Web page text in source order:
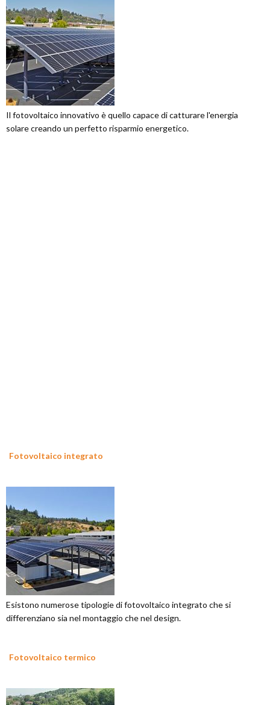
Il fotovoltaico innovativo è quello capace di catturare l'energia
solare creando un perfetto risparmio energetico.
Fotovoltaico integrato
Esistono numerose tipologie di fotovoltaico integrato che si
differenziano sia nel montaggio che nel design.
Fotovoltaico termico